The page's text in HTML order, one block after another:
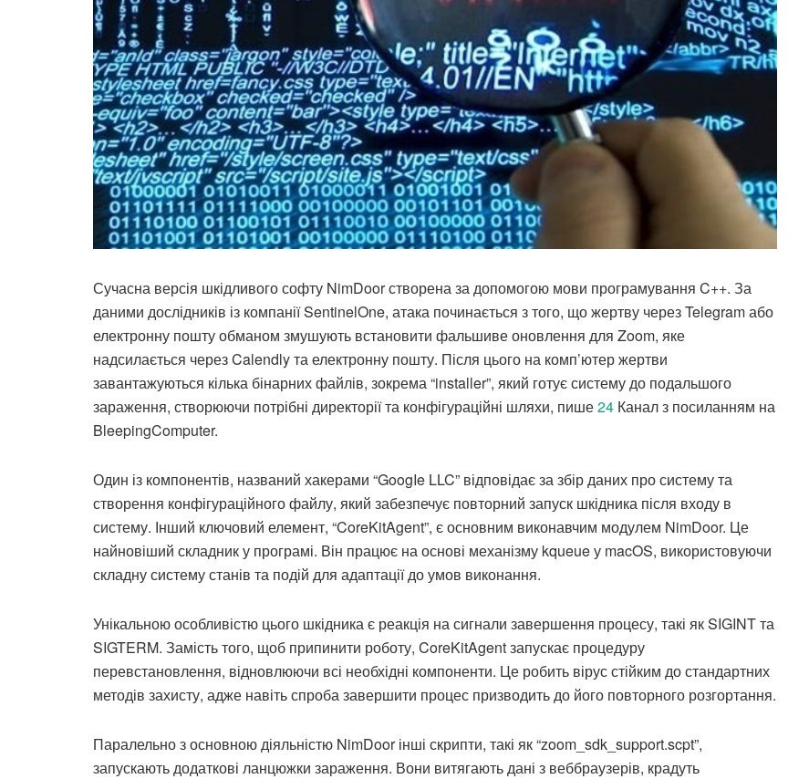
Сучасна версія шкідливого софту NimDoor створена за допомогою мови програмування C++. За
даними дослідників із компанії SentinelOne, атака починається з того, що жертву через Telegram або
електронну пошту обманом змушують встановити фальшиве оновлення для Zoom, яке
надсилається через Calendly та електронну пошту. Після цього на комп’ютер жертви
завантажуються кілька бінарних файлів, зокрема “installer”, який готує систему до подальшого
зараження, створюючи потрібні директорії та конфігураційні шляхи, пише24 Канал з посиланням на
BleepingComputer.
Один із компонентів, названий хакерами “GoogIe LLC” відповідає за збір даних про систему та
створення конфігураційного файлу, який забезпечує повторний запуск шкідника після входу в
систему. Інший ключовий елемент, “CoreKitAgent”, є основним виконавчим модулем NimDoor. Це
найновіший складник у програмі. Він працює на основі механізму kqueue у macOS, використовуючи
складну систему станів та подій для адаптації до умов виконання.
Унікальною особливістю цього шкідника є реакція на сигнали завершення процесу, такі як SIGINT та
SIGTERM. Замість того, щоб припинити роботу, CoreKitAgent запускає процедуру
перевстановлення, відновлюючи всі необхідні компоненти. Це робить вірус стійким до стандартних
методів захисту, адже навіть спроба завершити процес призводить до його повторного розгортання.
Паралельно з основною діяльністю NimDoor інші скрипти, такі як “zoom_sdk_support.scpt”,
запускають додаткові ланцюжки зараження. Вони витягають дані з веббраузерів, крадуть